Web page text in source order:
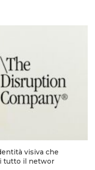
visiva che
tutto il networ